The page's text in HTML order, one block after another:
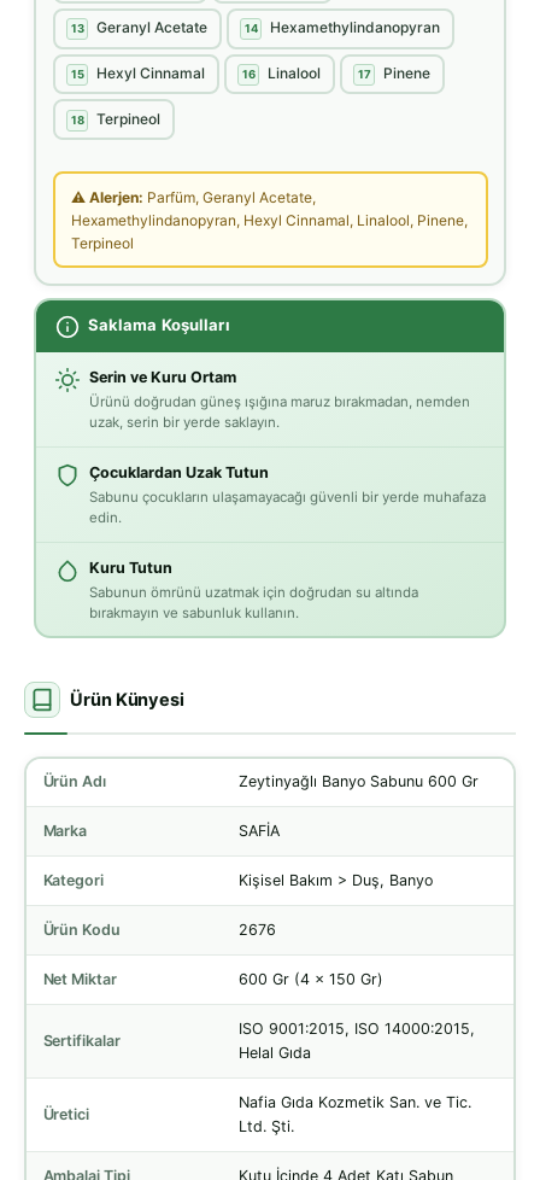
13 Geranyl Acetate 14 Hexamethylindanopyran
15 Hexyl Cinnamal 16 Linalool 17 Pinene
18 Terpineol
⚠ Alerjen: Parfüm, Geranyl Acetate,
Hexamethylindanopyran, Hexyl Cinnamal, Linalool, Pinene,
Terpineol
Saklama Koşulları
Serin ve Kuru Ortam
Ürünü doğrudan güneş ışığına maruz bırakmadan, nemden
uzak, serin bir yerde saklayın.
Çocuklardan Uzak Tutun
Sabunu çocukların ulaşamayacağı güvenli bir yerde muhafaza
edin.
Kuru Tutun
Sabunun ömrünü uzatmak için doğrudan su altında
bırakmayın ve sabunluk kullanın.
Ürün Künyesi
Ürün Adı Zeytinyağlı Banyo Sabunu 600 Gr
Marka SAFİA
Kategori Kişisel Bakım > Duş, Banyo
Ürün Kodu 2676
Net Miktar 600 Gr (4 x 150 Gr)
Sertifikalar
ISO 9001:2015, ISO 14000:2015,
Helal Gıda
Üretici
Nafia Gıda Kozmetik San. ve Tic.
Ltd. Şti.
Ambalaj Tipi Kutu İçinde 4 Adet Katı Sabun